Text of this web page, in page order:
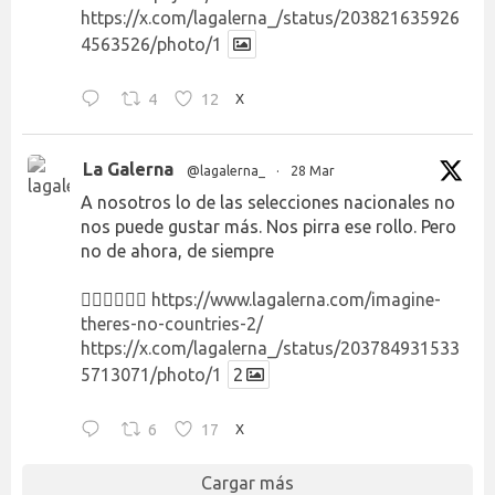
https://x.com/lagalerna_/status/203821635926
4563526/photo/1
4 12 X
La Galerna @lagalerna_ · 28 Mar
A nosotros lo de las selecciones nacionales no
nos puede gustar más. Nos pirra ese rollo. Pero
no de ahora, de siempre
👉🏻👉🏻👉🏻 https://www.lagalerna.com/imagine-
theres-no-countries-2/
https://x.com/lagalerna_/status/203784931533
5713071/photo/1
2
6 17 X
Cargar más